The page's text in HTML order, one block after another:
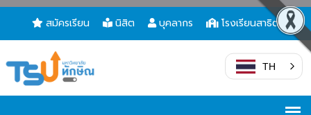
สมัครเรียน นิสิต บุคลากร โรงเรียนสาธิต
TH